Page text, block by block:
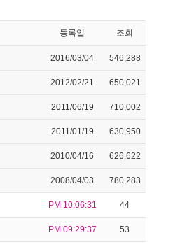
등록일 조회
2016/03/04 546,288
2012/02/21 650,021
2011/06/19 710,002
2011/01/19 630,950
2010/04/16 626,622
2008/04/03 780,283
PM 10:06:31 44
PM 09:29:37 53